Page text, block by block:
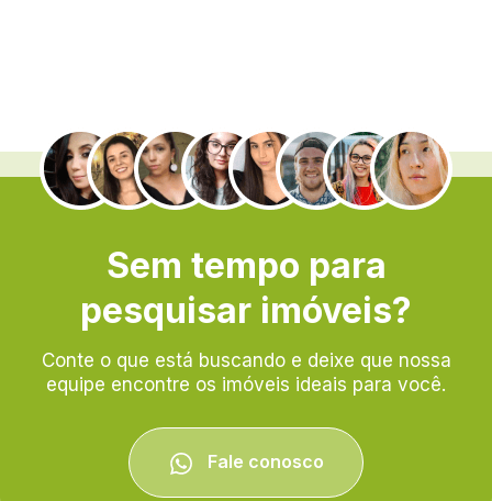
.
Sem tempo para
pesquisar imóveis?
Conte o que está buscando e deixe que nossa
equipe encontre os imóveis ideais para você.
Fale conosco